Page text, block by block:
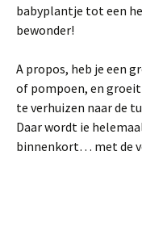
babyplantje tot een
bewonder!
A propos, heb je een
of pompoen, en
te verhuizen naar de
Daar wordt ie
binnenkort… met de